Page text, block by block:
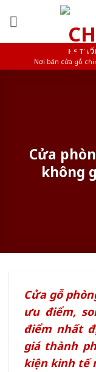
HỆ
Nơi bán cửa gỗ
Cửa
không
Cửa gỗ
ưu điểm,
điểm nhất
giá thành
kiện kinh tế